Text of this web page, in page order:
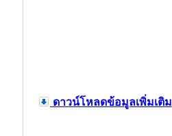
ดาวน์โหลดข้อมูลเพิ่มเติม